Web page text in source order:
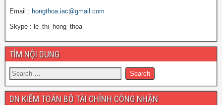
Email : hongthoa.iac@gmail.com
Skype : le_thi_hong_thoa
TÌM NỘI DUNG
DN KIỂM TOÁN BỘ TÀI CHÍNH CÔNG NHẬN